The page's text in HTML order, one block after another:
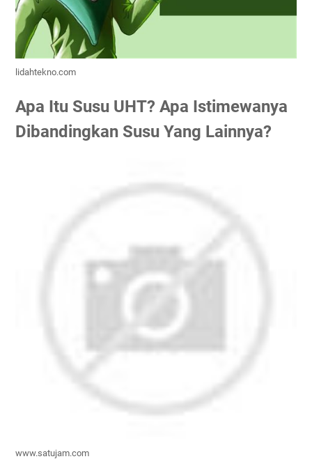
lidahtekno.com
Apa Itu Susu UHT? Apa Istimewanya
Dibandingkan Susu Yang Lainnya?
www.satujam.com